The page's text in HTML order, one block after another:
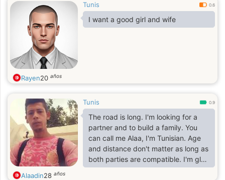
Tunis 0.6
I want a good girl and wife
Rayen20 años
Tunis 0.9
The road is long. I'm looking for a
partner and to build a family. You
can call me Alaa, I'm Tunisian. Age
and distance don't matter as long as
both parties are compatible. I'm glad
you're here.
Alaadin28 años